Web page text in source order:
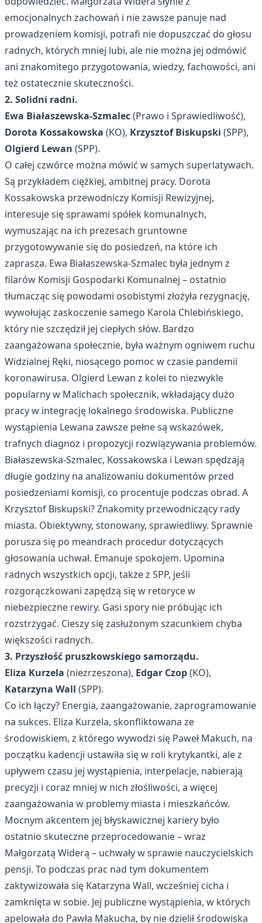
emocjonalnych zachowań i nie zawsze panuje nad
prowadzeniem komisji, potrafi nie dopuszczać do głosu
radnych, których mniej lubi, ale nie można jej odmówić
ani znakomitego przygotowania, wiedzy, fachowości, ani
też ostatecznie skuteczności.
2. Solidni radni.
Ewa Białaszewska-Szmalec(Prawo i Sprawiedliwość),
Dorota Kossakowska (KO), Krzysztof Biskupski (SPP),
Olgierd Lewan (SPP).
O całej czwórce można mówić w samych superlatywach.
Są przykładem ciężkiej, ambitnej pracy. Dorota
Kossakowska przewodniczy Komisji Rewizyjnej,
interesuje się sprawami spółek komunalnych,
wymuszając na ich prezesach gruntowne
przygotowywanie się do posiedzeń, na które ich
zaprasza. Ewa Białaszewska-Szmalec była jednym z
filarów Komisji Gospodarki Komunalnej – ostatnio
tłumacząc się powodami osobistymi złożyła rezygnację,
wywołując zaskoczenie samego Karola Chlebińskiego,
który nie szczędził jej ciepłych słów. Bardzo
zaangażowana społecznie, była ważnym ogniwem ruchu
Widzialnej Ręki, niosącego pomoc w czasie pandemii
koronawirusa. Olgierd Lewan z kolei to niezwykle
popularny w Malichach społecznik, wkładający dużo
pracy w integrację lokalnego środowiska. Publiczne
wystąpienia Lewana zawsze pełne są wskazówek,
trafnych diagnoz i propozycji rozwiązywania problemów.
Białaszewska-Szmalec, Kossakowska i Lewan spędzają
długie godziny na analizowaniu dokumentów przed
posiedzeniami komisji, co procentuje podczas obrad. A
Krzysztof Biskupski? Znakomity przewodniczący rady
miasta. Obiektywny, stonowany, sprawiedliwy. Sprawnie
porusza się po meandrach procedur dotyczących
głosowania uchwał. Emanuje spokojem. Upomina
radnych wszystkich opcji, także z SPP, jeśli
rozgorączkowani zapędzą się w retoryce w
niebezpieczne rewiry. Gasi spory nie próbując ich
rozstrzygać. Cieszy się zasłużonym szacunkiem chyba
większości radnych.
3. Przyszłość pruszkowskiego samorządu.
Eliza Kurzela (niezrzeszona), Edgar Czop(KO),
Katarzyna Wall (SPP).
Co ich łączy? Energia, zaangażowanie, zaprogramowanie
na sukces. Eliza Kurzela, skonfliktowana ze
środowiskiem, z którego wywodzi się Paweł Makuch, na
początku kadencji ustawiła się w roli krytykantki, ale z
upływem czasu jej wystąpienia, interpelacje, nabierają
precyzji i coraz mniej w nich złośliwości, a więcej
zaangażowania w problemy miasta i mieszkańców.
Mocnym akcentem jej błyskawicznej kariery było
ostatnio skuteczne przeprocedowanie – wraz
Małgorzatą Widerą – uchwały w sprawie nauczycielskich
pensji. To podczas prac nad tym dokumentem
zaktywizowała się Katarzyna Wall, wcześniej cicha i
zamknięta w sobie. Jej publiczne wystąpienia, w których
apelowała do Pawła Makucha, by nie dzielił środowiska